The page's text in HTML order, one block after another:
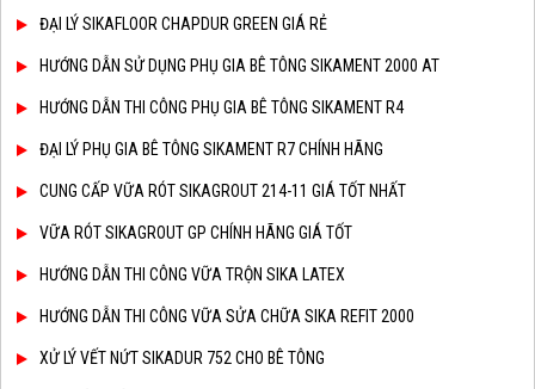
ĐẠI LÝ SIKAFLOOR CHAPDUR GREEN GIÁ RẺ
HƯỚNG DẪN SỬ DỤNG PHỤ GIA BÊ TÔNG SIKAMENT 2000 AT
HƯỚNG DẪN THI CÔNG PHỤ GIA BÊ TÔNG SIKAMENT R4
ĐẠI LÝ PHỤ GIA BÊ TÔNG SIKAMENT R7 CHÍNH HÃNG
CUNG CẤP VỮA RÓT SIKAGROUT 214-11 GIÁ TỐT NHẤT
VỮA RÓT SIKAGROUT GP CHÍNH HÃNG GIÁ TỐT
HƯỚNG DẪN THI CÔNG VỮA TRỘN SIKA LATEX
HƯỚNG DẪN THI CÔNG VỮA SỬA CHỮA SIKA REFIT 2000
XỬ LÝ VẾT NỨT SIKADUR 752 CHO BÊ TÔNG